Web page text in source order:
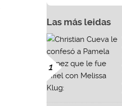
Las más leidas
1